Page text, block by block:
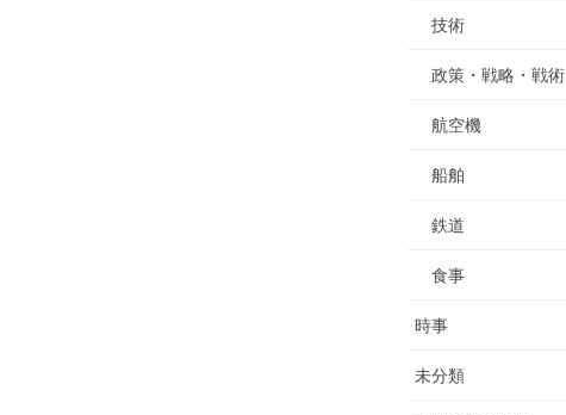
技術
政策・戦略・戦術
航空機
船舶
鉄道
食事
時事
未分類